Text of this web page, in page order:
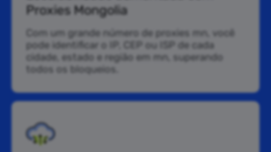
Proxies Mongolia
Com um grande número de proxies mn, você
pode identificar o IP, CEP ou ISP de cada
cidade, estado e região em mn, superando
todos os bloqueios.